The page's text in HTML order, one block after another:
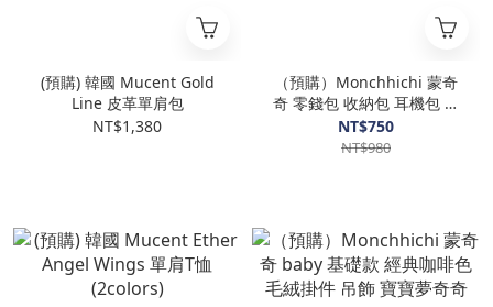
(預購) 韓國 Mucent Gold
Line 皮革單肩包
NT$1,380
（預購）Monchhichi 蒙奇
奇 零錢包 收納包 耳機包 小
廢包 帶登山扣 掛件 吊飾
NT$750
NT$980